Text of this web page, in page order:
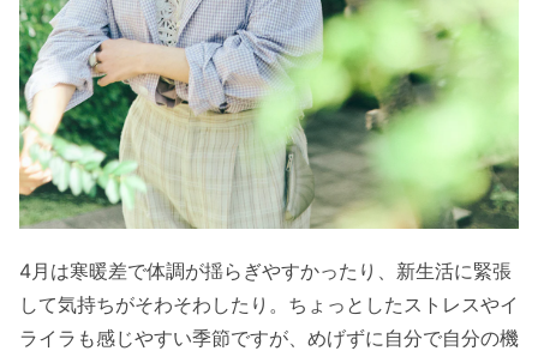
4月は寒暖差で体調が揺らぎやすかったり、新生活に緊張
して気持ちがそわそわしたり。ちょっとしたストレスやイ
ライラも感じやすい季節ですが、めげずに自分で自分の機